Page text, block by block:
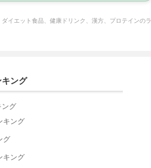
イエット食品、健康ドリンク、漢方、プロテインのラ
ング
ング
キング
グ
キング